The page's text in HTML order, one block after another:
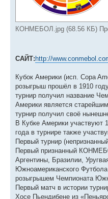
КОНМЕБОЛ.jpg (68.56 КБ)
САЙТ: http://
Кубок Америки (исп. Copa
розыгрыш прошёл в 1910
турнир получил название
Америки является
турнир получил своё
В Кубке Америки
года в турнире также
Первый турнир
Первый признанный
Аргентины, Бразилии,
Южноамериканского
розыгрышем Чемпионата
Первый матч в истории
Хосе Пьендибене из